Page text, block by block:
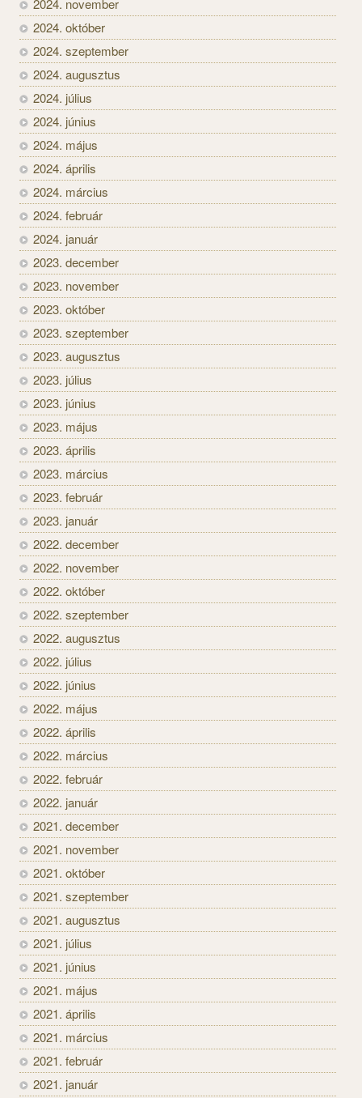
2024. november
2024. október
2024. szeptember
2024. augusztus
2024. július
2024. június
2024. május
2024. április
2024. március
2024. február
2024. január
2023. december
2023. november
2023. október
2023. szeptember
2023. augusztus
2023. július
2023. június
2023. május
2023. április
2023. március
2023. február
2023. január
2022. december
2022. november
2022. október
2022. szeptember
2022. augusztus
2022. július
2022. június
2022. május
2022. április
2022. március
2022. február
2022. január
2021. december
2021. november
2021. október
2021. szeptember
2021. augusztus
2021. július
2021. június
2021. május
2021. április
2021. március
2021. február
2021. január